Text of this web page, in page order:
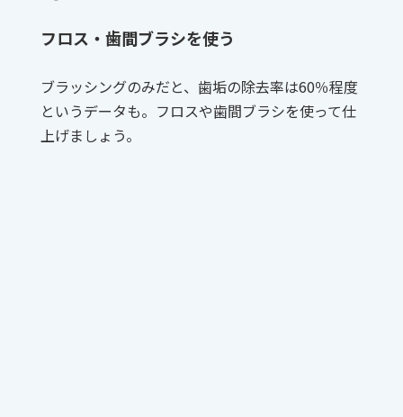
フロス・歯間ブラシを使う
ブラッシングのみだと、歯垢の除去率は60％程度
というデータも。フロスや歯間ブラシを使って仕
上げましょう。